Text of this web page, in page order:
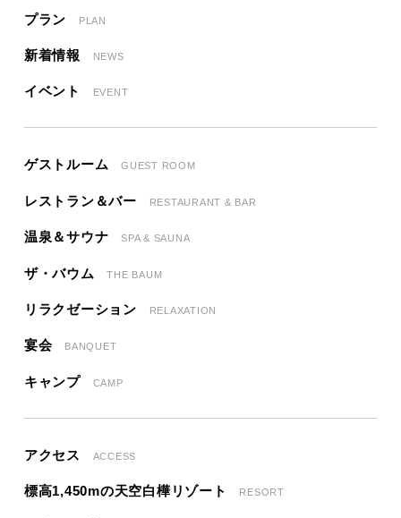
プラン PLAN
新着情報 NEWS
イベント EVENT
ゲストルーム GUEST ROOM
レストラン＆バー RESTAURANT & BAR
温泉＆サウナ SPA & SAUNA
ザ・バウム THE BAUM
リラクゼーション RELAXATION
宴会 BANQUET
キャンプ CAMP
アクセス ACCESS
標高1,450mの天空白樺リゾート RESORT